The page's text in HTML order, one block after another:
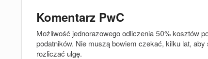
Komentarz PwC
Możliwość jednorazowego odliczenia 50% kosztów
podatników. Nie muszą bowiem czekać, kilku lat,
rozliczać ulgę.